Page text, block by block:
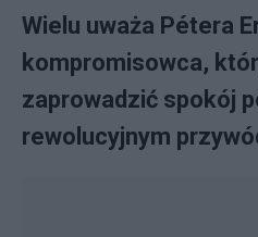
Wielu uważa Pétera
kompromisowca,
zaprowadzić spokój
rewolucyjnym